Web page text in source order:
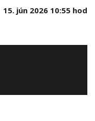
15. jún 2026 10:55 hod